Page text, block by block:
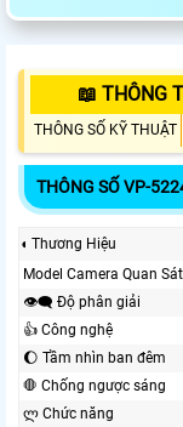
📖 THÔNG
THÔNG SỐ KỸ THUẬT
THÔNG SỐ VP-
◖ Thương Hiệu
Model Camera Quan Sát
👁️‍🗨 Độ phân giải
👍 Công nghệ
🌔 Tầm nhìn ban đêm
🛑 Chống ngược sáng
ლ Chức năng